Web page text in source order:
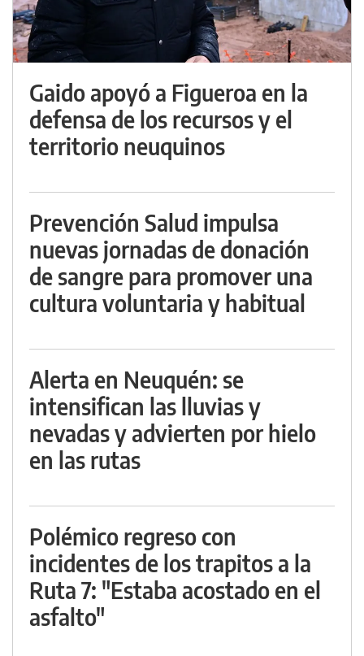
Gaido apoyó a Figueroa en la
defensa de los recursos y el
territorio neuquinos
Prevención Salud impulsa
nuevas jornadas de donación
de sangre para promover una
cultura voluntaria y habitual
Alerta en Neuquén: se
intensifican las lluvias y
nevadas y advierten por hielo
en las rutas
Polémico regreso con
incidentes de los trapitos a la
Ruta 7: "Estaba acostado en el
asfalto"